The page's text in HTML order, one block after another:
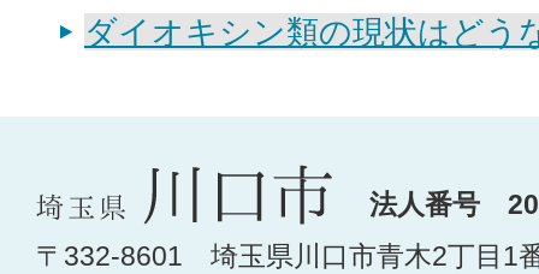
ダイオキシン類の現状はどう
法人番号
〒332-8601 埼玉県川口市青木2丁目1